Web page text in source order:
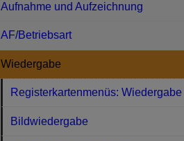
Aufnahme und Aufzeichnung
AF/Betriebsart
Wiedergabe
Registerkartenmenüs: Wiedergabe
Bildwiedergabe